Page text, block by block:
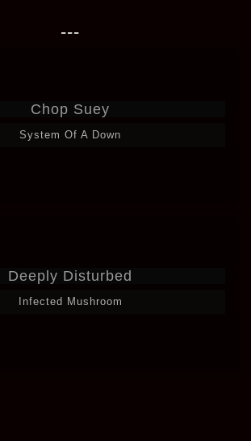
---
Chop Suey
System Of A Down
Deeply Disturbed
Infected Mushroom